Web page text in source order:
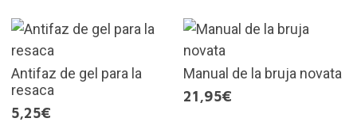
Antifaz de gel para la
resaca
5,25€
Manual de la bruja novata
21,95€